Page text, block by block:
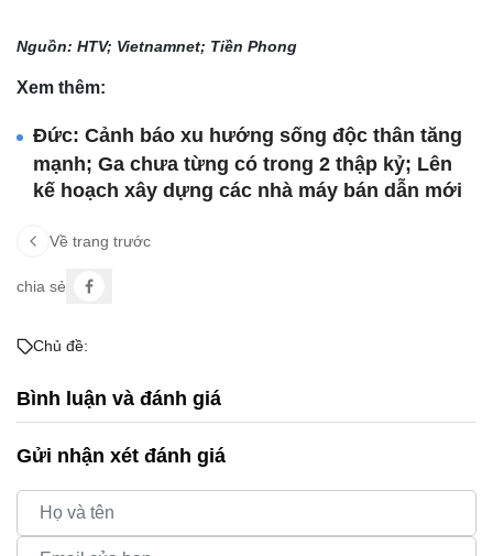
Nguồn: HTV; Vietnamnet; Tiền Phong
Xem thêm:
Đức: Cảnh báo xu hướng sống độc thân tăng
mạnh; Ga chưa từng có trong 2 thập kỷ; Lên
kế hoạch xây dựng các nhà máy bán dẫn mới
Về trang trước
chia sẻ
Chủ đề:
Bình luận và đánh giá
Gửi nhận xét đánh giá